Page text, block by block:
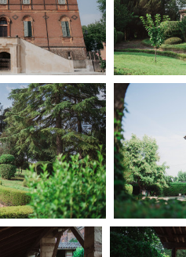
Rete regionale
Bilancio sociale
Amministrazione trasparente
Bandi e gare
Sostenibilità ambientale
SERVIZI
Servizi generali
Location scouting
Spazi nella sede FCTP
Sala Casting
Sala Paolo Tenna